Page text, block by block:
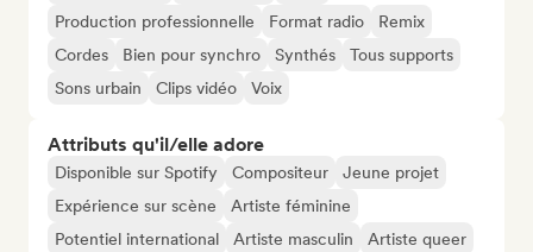
Production professionnelle
Format radio
Remix
Cordes
Bien pour synchro Synthés
Tous supports
Sons urbain
Clips vidéo Voix
Attributs qu'il/elle adore
Disponible sur Spotify Compositeur
Jeune projet
Expérience sur scène
Artiste féminine
Potentiel international
Artiste masculin
Artiste queer